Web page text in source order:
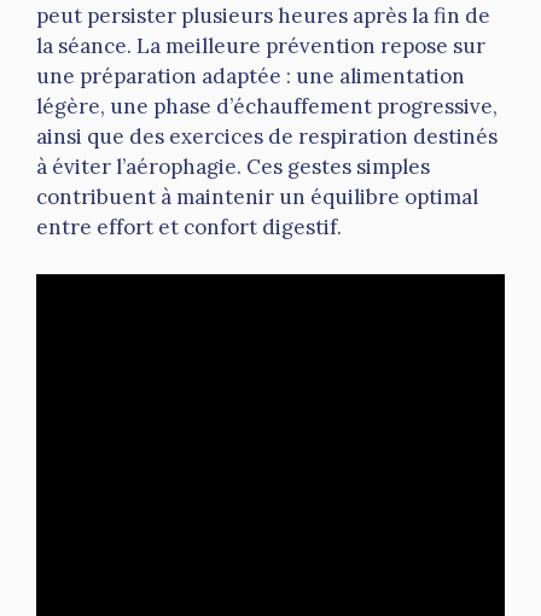
peut persister plusieurs heures après la fin de
la séance. La meilleure prévention repose sur
une préparation adaptée : une alimentation
légère, une phase d’échauffement progressive,
ainsi que des exercices de respiration destinés
à éviter l’aérophagie. Ces gestes simples
contribuent à maintenir un équilibre optimal
entre effort et confort digestif.